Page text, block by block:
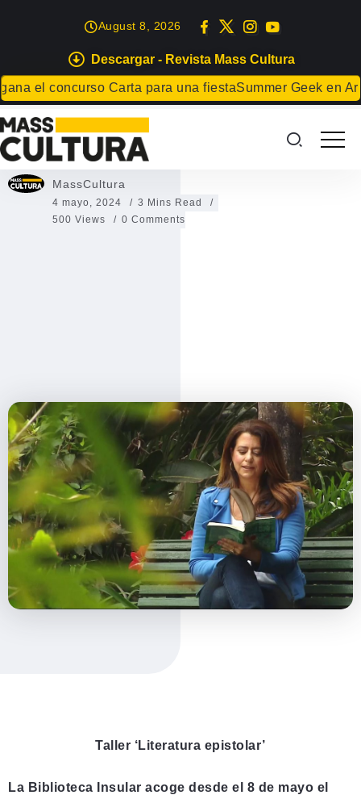
Descargar - Revista Mass Cultura
el concurso Carta para una fiestaSummer Geek en
August 8, 2026
GRAN CANARIA
Taller ‘Literatura epistolar’
Taller ‘Literatura epistolar’
MassCultura
4 mayo, 2024
3 Mins Read
500 Views
0 Comments
Taller ‘Literatura epistolar’
La Biblioteca Insular acoge desde el 8 de mayo el